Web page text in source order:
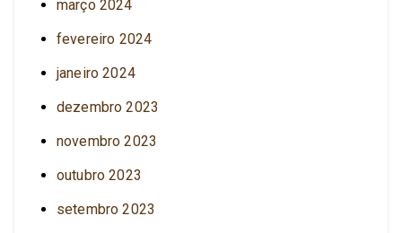
março 2024
fevereiro 2024
janeiro 2024
dezembro 2023
novembro 2023
outubro 2023
setembro 2023